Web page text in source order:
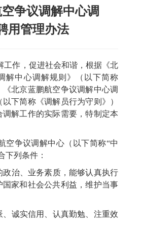
争议调解中心调
用管理办法
工作，促进社会和谐，根据《北
解中心调解规则》（以下简称
《北京蓝鹏航空争议调解中心调
下简称《调解员行为守则》）
解工作的实际需要，特制定本
空争议调解中心（以下简称“中
下列条件：
治、业务素质，能够认真执行
国家和社会公共利益，维护当事
诚实信用、认真勤勉、注重效